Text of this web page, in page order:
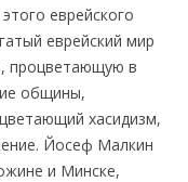
еврейского
еврейский мир
процветающую в
общины,
хасидизм,
Йосеф Малкин
и Минске,